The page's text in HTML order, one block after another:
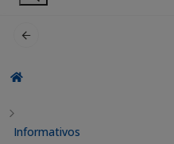
Informativos